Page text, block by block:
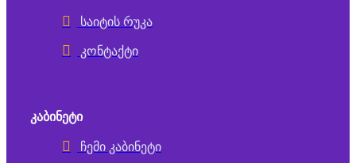
საიტის რუკა
კონტაქტი
ᲙᲐᲑᲘᲜᲔᲢᲘ
ჩემი კაბინეტი